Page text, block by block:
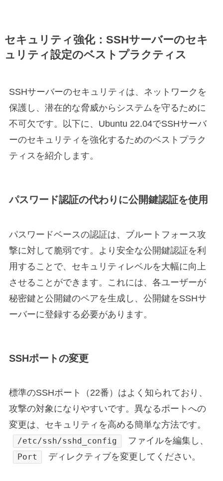
セキュリティ強化：SSHサーバーのセキ
ュリティ設定のベストプラクティス
SSHサーバーのセキュリティは、ネットワークを
保護し、潜在的な脅威からシステムを守るために
不可欠です。以下に、Ubuntu 22.04でSSHサーバ
ーのセキュリティを強化するためのベストプラク
ティスを紹介します。
パスワード認証の代わりに公開鍵認証を使用
パスワードベースの認証は、ブルートフォース攻
撃に対して脆弱です。より安全な公開鍵認証を利
用することで、セキュリティレベルを大幅に向上
させることができます。これには、各ユーザーが
秘密鍵と公開鍵のペアを生成し、公開鍵をSSHサ
ーバーに登録する必要があります。
SSHポートの変更
標準のSSHポート（22番）はよく知られており、
攻撃の対象になりやすいです。異なるポートへの
変更は、セキュリティを高める簡単な方法です。
/etc/ssh/sshd_config ファイルを編集し、
Port ディレクティブを変更してください。